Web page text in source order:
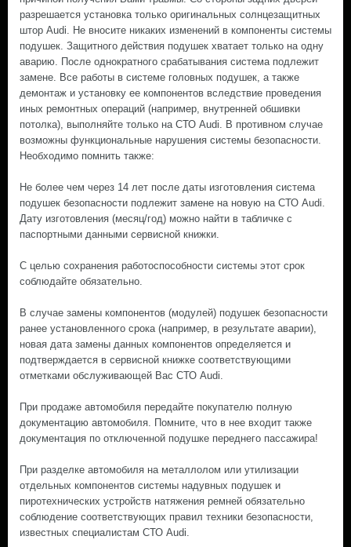
разрешается установка только оригинальных солнцезащитных
штор Audi. Не вносите никаких изменений в компоненты системы
подушек. Защитного действия подушек хватает только на одну
аварию. После однократного срабатывания система подлежит
замене. Все работы в системе головных подушек, а также
демонтаж и установку ее компонентов вследствие проведения
иных ремонтных операций (например, внутренней обшивки
потолка), выполняйте только на СТО Audi. В противном случае
возможны функциональные нарушения системы безопасности.
Необходимо помнить также:
Не более чем через 14 лет после даты изготовления система
подушек безопасности подлежит замене на новую на СТО Audi.
Дату изготовления (месяц/год) можно найти в табличке с
паспортными данными сервисной книжки.
С целью сохранения работоспособности системы этот срок
соблюдайте обязательно.
В случае замены компонентов (модулей) подушек безопасности
ранее установленного срока (например, в результате аварии),
новая дата замены данных компонентов определяется и
подтверждается в сервисной книжке соответствующими
отметками обслуживающей Вас СТО Audi.
При продаже автомобиля передайте покупателю полную
документацию автомобиля. Помните, что в нее входит также
документация по отключенной подушке переднего пассажира!
При разделке автомобиля на металлолом или утилизации
отдельных компонентов системы надувных подушек и
пиротехнических устройств натяжения ремней обязательно
соблюдение соответствующих правил техники безопасности,
известных специалистам СТО Audi.